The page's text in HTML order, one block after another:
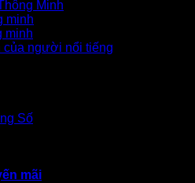
Minh
minh
minh
của người nổi tiếng
Số
mãi